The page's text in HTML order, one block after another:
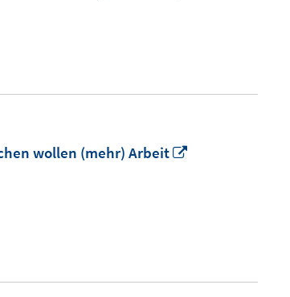
wollen (mehr) Arbeit